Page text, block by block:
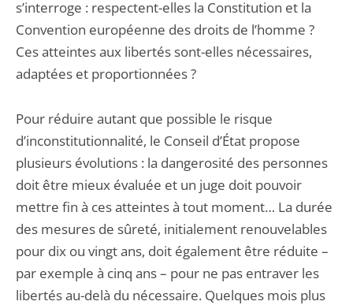
s’interroge : respectent-elles la Constitution et la
Convention européenne des droits de l’homme ?
Ces atteintes aux libertés sont-elles nécessaires,
adaptées et proportionnées ?
Pour réduire autant que possible le risque
d’inconstitutionnalité, le Conseil d’État propose
plusieurs évolutions : la dangerosité des personnes
doit être mieux évaluée et un juge doit pouvoir
mettre fin à ces atteintes à tout moment… La durée
des mesures de sûreté, initialement renouvelables
pour dix ou vingt ans, doit également être réduite –
par exemple à cinq ans – pour ne pas entraver les
libertés au-delà du nécessaire. Quelques mois plus